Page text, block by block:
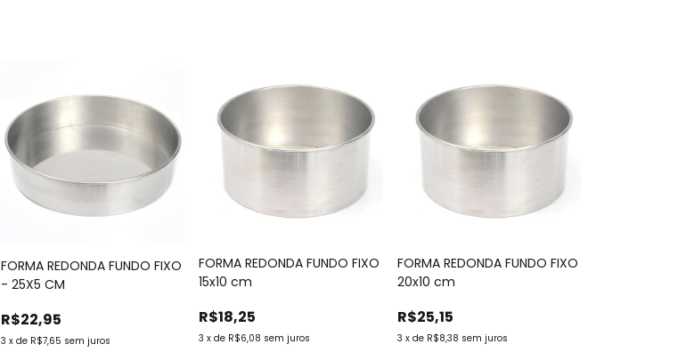
FORMA REDONDA FUNDO FIXO
- 25X5 CM
R$22,95
3 x de R$7,65 sem juros
FORMA REDONDA FUNDO FIXO
15x10 cm
R$18,25
3 xde R$6,08 sem juros
FORMA REDONDA FUNDO FIXO
20x10 cm
R$25,15
3 x de R$8,38 sem juros